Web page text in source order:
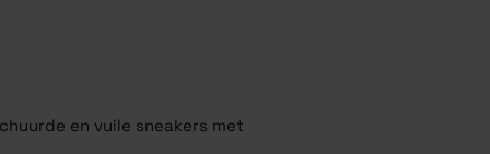
en vuile sneakers met